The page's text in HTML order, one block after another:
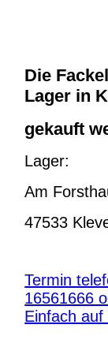
Die
Lager in
gekauft
Lager:
Am
47533
Termin
16561666
Einfach auf